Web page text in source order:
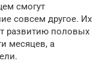
смогут
совсем другое. Их
развитию половых
месяцев, а